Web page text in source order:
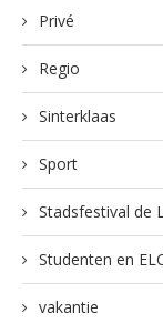
Privé
Regio
Sinterklaas
Sport
Stadsfestival de
Studenten en
vakantie